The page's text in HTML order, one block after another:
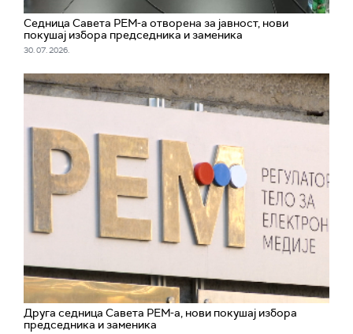
Седница Савета РЕМ-а отворена за јавност, нови
покушај избора председника и заменика
30. 07. 2026.
Друга седница Савета РЕМ-а, нови покушај избора
председника и заменика